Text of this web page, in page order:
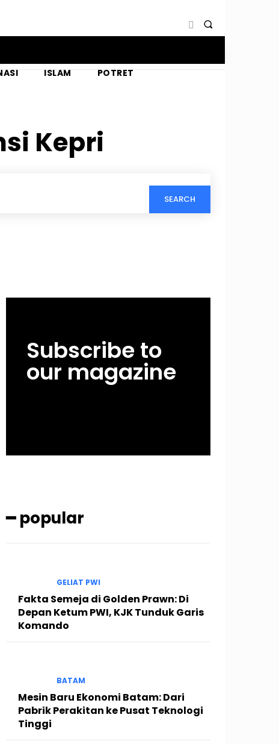
ISLAM POTRET
Kepri
SEARCH
Subscribe to
our magazine
━ popular
GELIAT PWI
Fakta Semeja di Golden Prawn: Di
Depan Ketum PWI, KJK Tunduk Garis
Komando
BATAM
Mesin Baru Ekonomi Batam: Dari
Pabrik Perakitan ke Pusat Teknologi
Tinggi